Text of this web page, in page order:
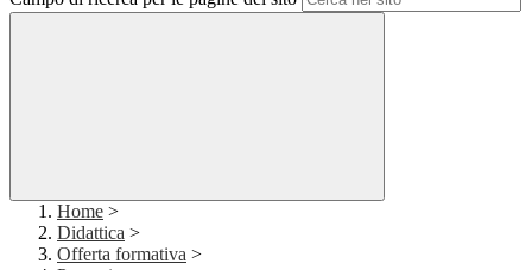
Home >
Didattica >
Offerta formativa >